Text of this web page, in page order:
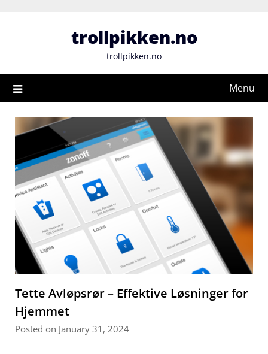
trollpikken.no
trollpikken.no
Menu
Tette Avløpsrør – Effektive Løsninger for
Hjemmet
Posted on January 31, 2024